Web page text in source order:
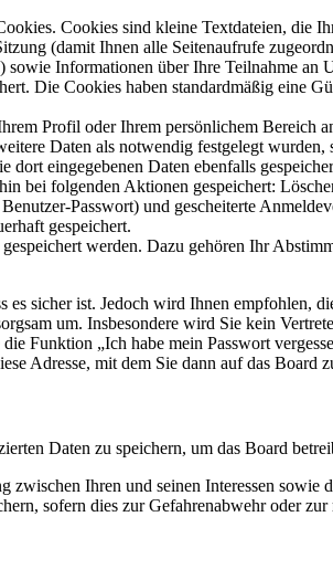
Cookies sind kleine Textdateien, die
(damit Ihnen alle Seitenaufrufe
Informationen über Ihre Teilnahme
Die Cookies haben standardmäßig eine
Profil oder Ihrem persönlichem Bereich
Daten als notwendig festgelegt
eingegebenen Daten ebenfalls
bei folgenden Aktionen gespeichert:
Passwort) und gescheiterte
gespeichert.
werden. Dazu gehören Ihr
sicher ist. Jedoch wird Ihnen empfohlen,
um. Insbesondere wird Sie kein
Funktion „Ich habe mein Passwort
Adresse, mit dem Sie dann auf das Board
Daten zu speichern, um das Board
zwischen Ihren und seinen Interessen
sofern dies zur Gefahrenabwehr oder